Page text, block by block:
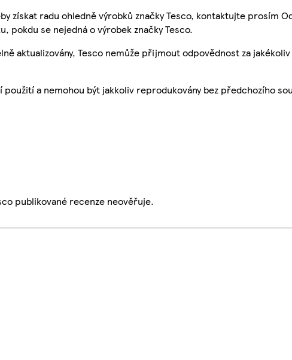
získat radu ohledně výrobků značky Tesco, kontaktujte prosím
pokdu se nejedná o výrobek značky Tesco.
aktualizovány, Tesco nemůže přijmout odpovědnost za
a nemohou být jakkoliv reprodukovány bez předchozího
publikované recenze neověřuje.